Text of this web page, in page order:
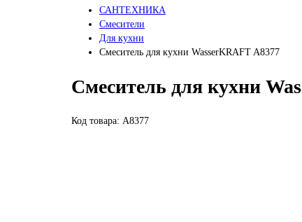
САНТЕХНИКА
Смесители
Для кухни
Смеситель для кухни WasserKRAFT A8377
Смеситель для кухни
Код товара: A8377